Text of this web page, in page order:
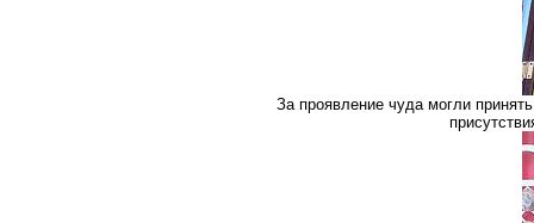
За проявление чуда могли